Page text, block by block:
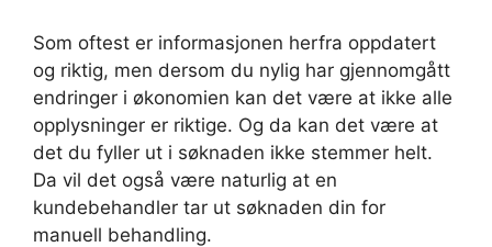
Som oftest er informasjonen herfra oppdatert
og riktig, men dersom du nylig har gjennomgått
endringer i økonomien kan det være at ikke alle
opplysninger er riktige. Og da kan det være at
det du fyller ut i søknaden ikke stemmer helt.
Da vil det også være naturlig at en
kundebehandler tar ut søknaden din for
manuell behandling.